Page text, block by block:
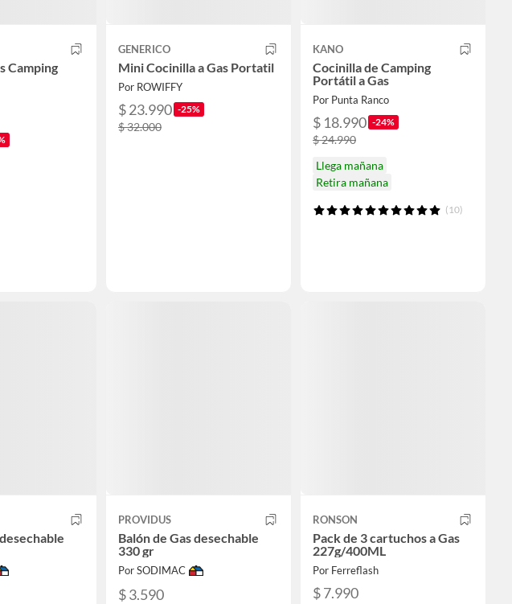
Camping
GENERICO
Mini Cocinilla a Gas Portatil
Por ROWIFFY
$ 23.990 -25%
$ 32.000
KANO
Cocinilla de Camping
Portátil a Gas
Por Punta Ranco
$ 18.990 -24%
$ 24.990
Llega mañana
Retira mañana
(10)
PROVIDUS
Balón de Gas desechable
330 gr
Por SODIMAC
$ 3.590
RONSON
Pack de 3 cartuchos a Gas
227g/400ML
Por Ferreflash
$ 7.990